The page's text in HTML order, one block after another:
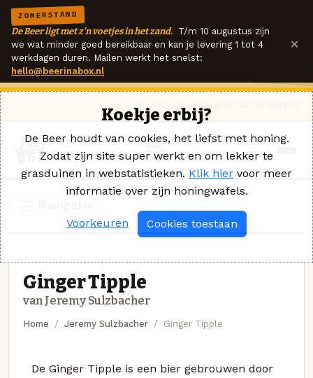
ZOMERSTAND
De Beer ligt met z'n voetjes in het zand. T/m 10 augustus zijn
we wat minder goed bereikbaar en kan je levering 1 tot 4
werkdagen duren. Mailen werkt het snelst:
hello@beerinabox.nl
×
Ginger Tipple
van Jeremy Sulzbacher
Home Jeremy Sulzbacher Ginger Tipple
De Ginger Tipple is een bier gebrouwen door
Koekje erbij?
De Beer houdt van cookies, het liefst met honing.
Zodat zijn site super werkt en om lekker te
grasduinen in webstatistieken. Klik hier voor meer
informatie over zijn honingwafels.
Voorkeuren Cookies toestaan